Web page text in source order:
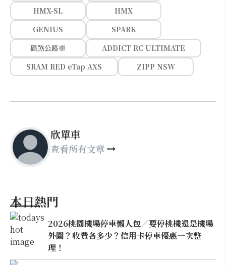
HMX-SL
HMX
GENIUS
SPARK
碟煞公路車
ADDICT RC ULTIMATE
SRAM RED eTap AXS
ZIPP NSW
欣單車
查看所有文章
本日熱門
2026桃園機場停車懶人包／要停桃機還是機場
外圍？收費各多少？信用卡停車優惠一次整
理！